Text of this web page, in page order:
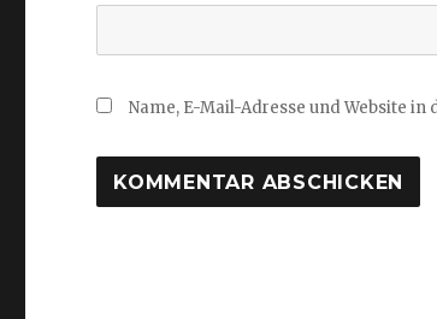
Name, E-Mail-Adresse und Website